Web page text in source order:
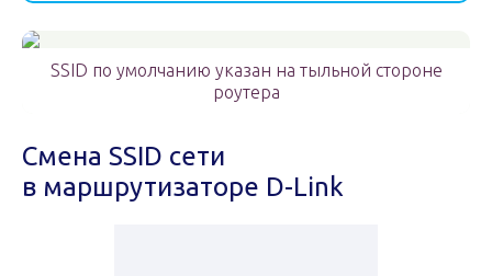
SSID по умолчанию указан на тыльной стороне
роутера
Смена SSID сети
в маршрутизаторе D-Link